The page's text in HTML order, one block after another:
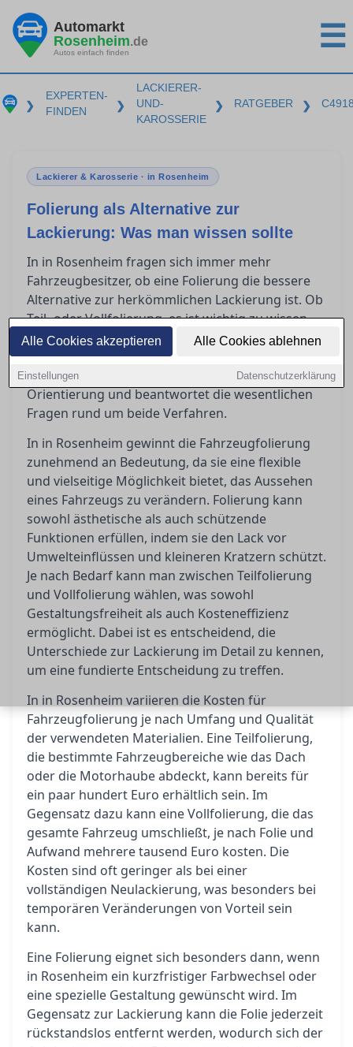
Alle Cookies akzeptieren Alle Cookies ablehnen
Einstellungen Datenschutzerklärung
Automarkt
Rosenheim.de
Autos einfach finden ☰
❯
EXPERTEN-
FINDEN
❯
LACKIERER-
UND-
KAROSSERIE
❯ RATGEBER ❯
Lackierer & Karosserie · in Rosenheim
Folierung als Alternative zur
Lackierung: Was man wissen sollte
In in Rosenheim fragen sich immer mehr
Fahrzeugbesitzer, ob eine Folierung die bessere
Alternative zur herkömmlichen Lackierung ist. Ob
Teil- oder Vollfolierung, es ist wichtig zu wissen,
was diese Techniken leisten können, was sie
kosten und wann sie gegenüber einer Lackierung
sinnvoller sind. Dieser Artikel bietet eine klare
Orientierung und beantwortet die wesentlichen
Fragen rund um beide Verfahren.
In in Rosenheim gewinnt die Fahrzeugfolierung
zunehmend an Bedeutung, da sie eine flexible
und vielseitige Möglichkeit bietet, das Aussehen
eines Fahrzeugs zu verändern. Folierung kann
sowohl ästhetische als auch schützende
Funktionen erfüllen, indem sie den Lack vor
Umwelteinflüssen und kleineren Kratzern schützt.
Je nach Bedarf kann man zwischen Teilfolierung
und Vollfolierung wählen, was sowohl
Gestaltungsfreiheit als auch Kosteneffizienz
ermöglicht. Dabei ist es entscheidend, die
Unterschiede zur Lackierung im Detail zu kennen,
um eine fundierte Entscheidung zu treffen.
In in Rosenheim variieren die Kosten für
Fahrzeugfolierung je nach Umfang und Qualität
der verwendeten Materialien. Eine Teilfolierung,
die bestimmte Fahrzeugbereiche wie das Dach
oder die Motorhaube abdeckt, kann bereits für
ein paar hundert Euro erhältlich sein. Im
Gegensatz dazu kann eine Vollfolierung, die das
gesamte Fahrzeug umschließt, je nach Folie und
Aufwand mehrere tausend Euro kosten. Die
Kosten sind oft geringer als bei einer
vollständigen Neulackierung, was besonders bei
temporären Veränderungen von Vorteil sein
kann.
Eine Folierung eignet sich besonders dann, wenn
in Rosenheim ein kurzfristiger Farbwechsel oder
eine spezielle Gestaltung gewünscht wird. Im
Gegensatz zur Lackierung kann die Folie jederzeit
rückstandslos entfernt werden, wodurch sich der